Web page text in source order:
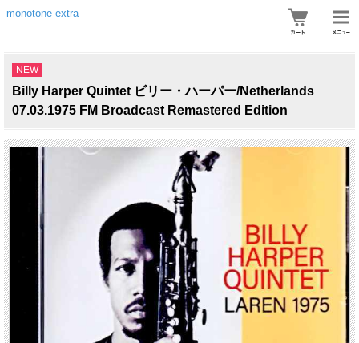
monotone-extra
NEW
Billy Harper Quintet ビリー・ハーパー/Netherlands
07.03.1975 FM Broadcast Remastered Edition